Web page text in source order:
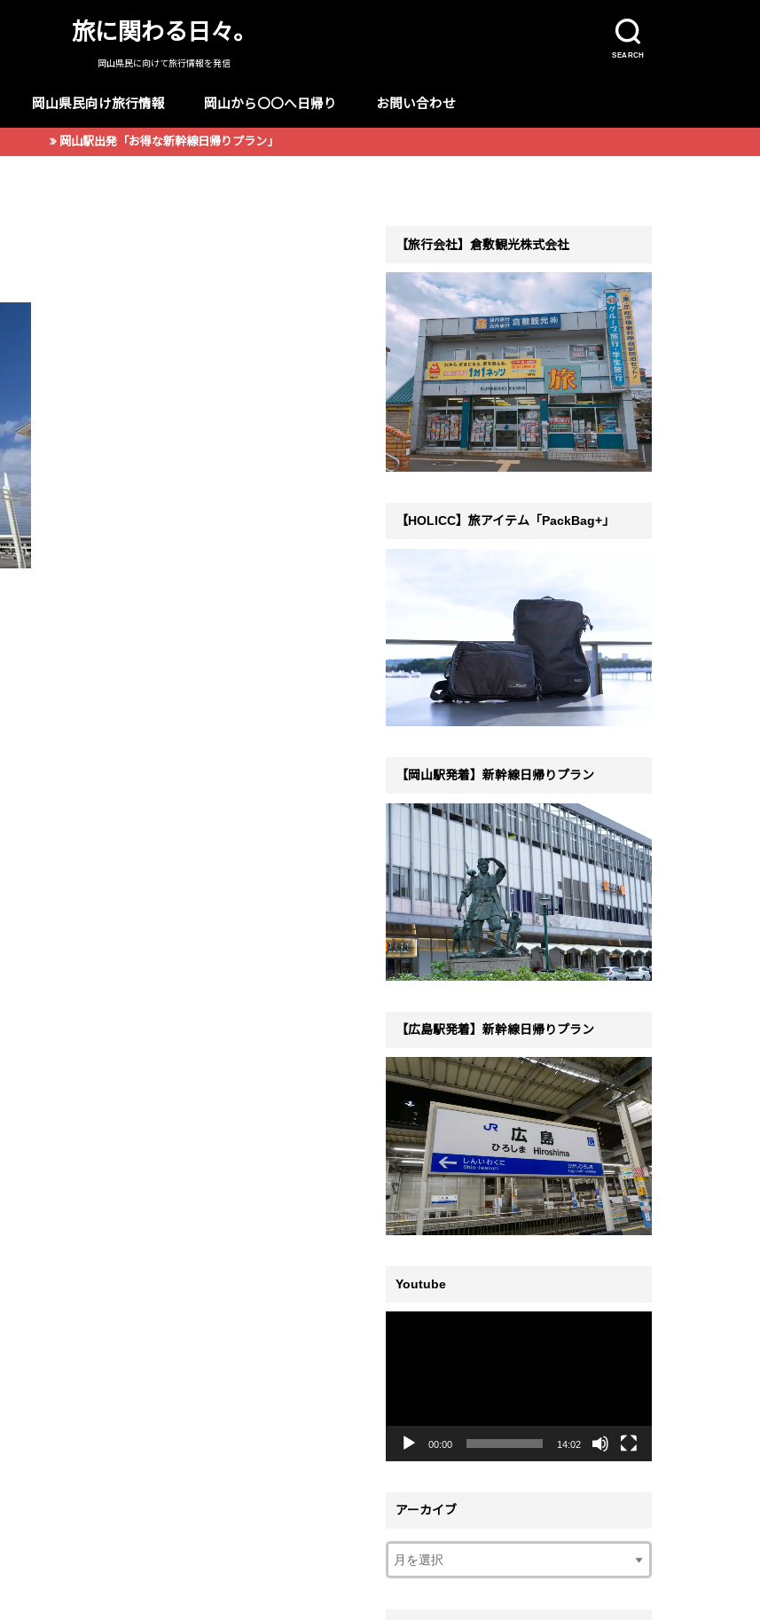
SEARCH
旅に関わる日々。
岡山県民に向けて旅行情報を発信
岡山県民向け旅行情報 岡山から〇〇へ日帰り お問い合わせ
岡山駅出発「お得な新幹線日帰りプラン」
【旅行会社】倉敷観光株式会社
【HOLICC】旅アイテム「PackBag+」
【岡山駅発着】新幹線日帰りプラン
【広島駅発着】新幹線日帰りプラン
Youtube
ヤ
00:00 14:02
アーカイブ